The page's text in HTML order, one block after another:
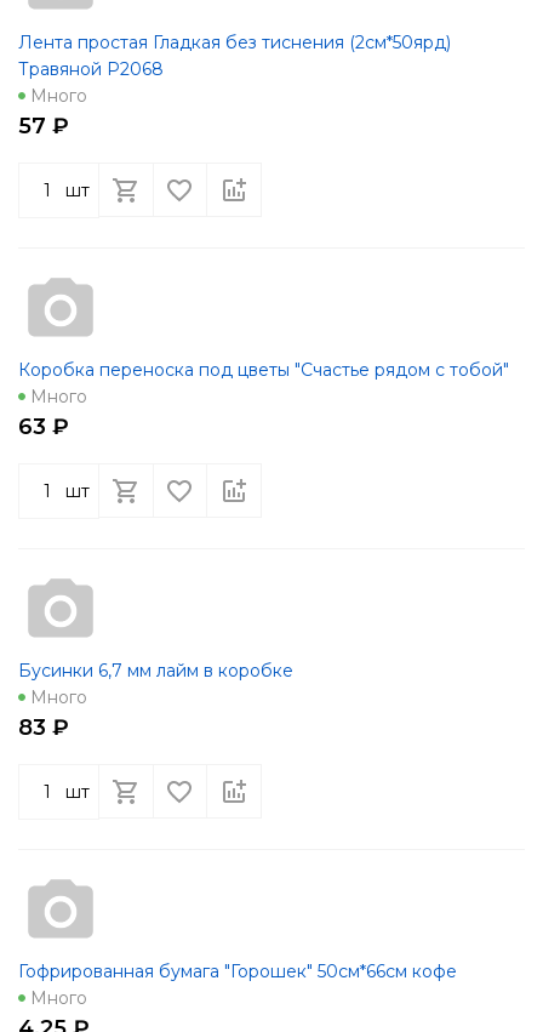
Лента простая Гладкая без тиснения (2см*50ярд)
Травяной Р2068
Много
57 ₽
шт
Коробка переноска под цветы "Счастье рядом с тобой"
Много
63 ₽
шт
Бусинки 6,7 мм лайм в коробке
Много
83 ₽
шт
Гофрированная бумага "Горошек" 50см*66см кофе
Много